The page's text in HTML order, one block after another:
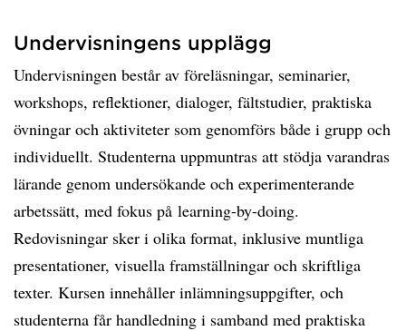
Undervisningens upplägg
Undervisningen består av föreläsningar, seminarier,
workshops, reflektioner, dialoger, fältstudier, praktiska
övningar och aktiviteter som genomförs både i grupp och
individuellt. Studenterna uppmuntras att stödja varandras
lärande genom undersökande och experimenterande
arbetssätt, med fokus på learning-by-doing.
Redovisningar sker i olika format, inklusive muntliga
presentationer, visuella framställningar och skriftliga
texter. Kursen innehåller inlämningsuppgifter, och
studenterna får handledning i samband med praktiska